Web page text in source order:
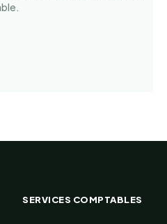
SERVICES COMPTABLES